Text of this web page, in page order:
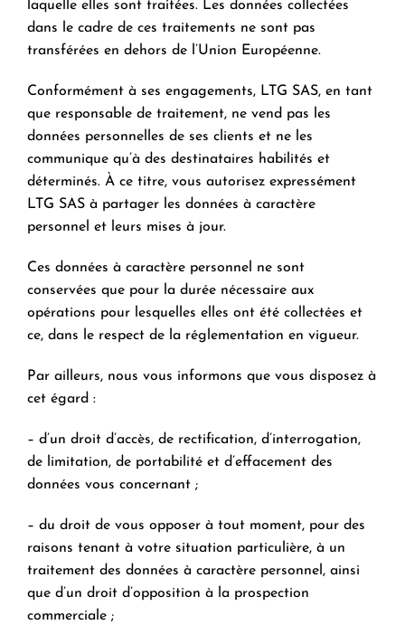
laquelle elles sont traitées. Les données collectées
dans le cadre de ces traitements ne sont pas
transférées en dehors de l’Union Européenne.
Conformément à ses engagements, LTG SAS, en tant
que responsable de traitement, ne vend pas les
données personnelles de ses clients et ne les
communique qu’à des destinataires habilités et
déterminés. À ce titre, vous autorisez expressément
LTG SAS à partager les données à caractère
personnel et leurs mises à jour.
Ces données à caractère personnel ne sont
conservées que pour la durée nécessaire aux
opérations pour lesquelles elles ont été collectées et
ce, dans le respect de la réglementation en vigueur.
Par ailleurs, nous vous informons que vous disposez à
cet égard :
– d’un droit d’accès, de rectification, d’interrogation,
de limitation, de portabilité et d’effacement des
données vous concernant ;
– du droit de vous opposer à tout moment, pour des
raisons tenant à votre situation particulière, à un
traitement des données à caractère personnel, ainsi
que d’un droit d’opposition à la prospection
commerciale ;